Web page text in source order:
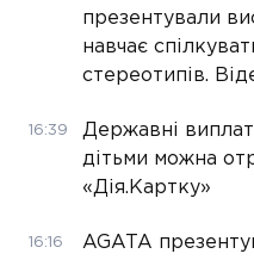
презентували
навчає
стереотипів.
16:39
Державні
дітьми можна
«Дія.Картку»
16:16
AGATA